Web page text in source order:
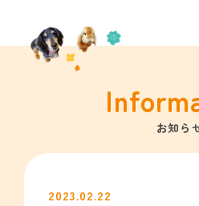
お知ら
2023.02.22